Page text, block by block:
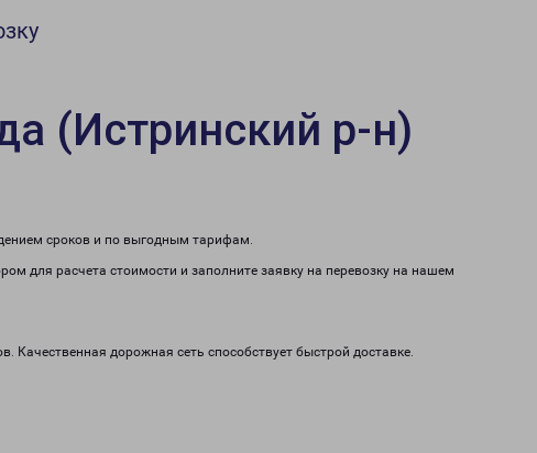
(Истринский р-н)
сроков и по выгодным тарифам.
для расчета стоимости и заполните заявку на перевозку на нашем
Качественная дорожная сеть способствует быстрой доставке.